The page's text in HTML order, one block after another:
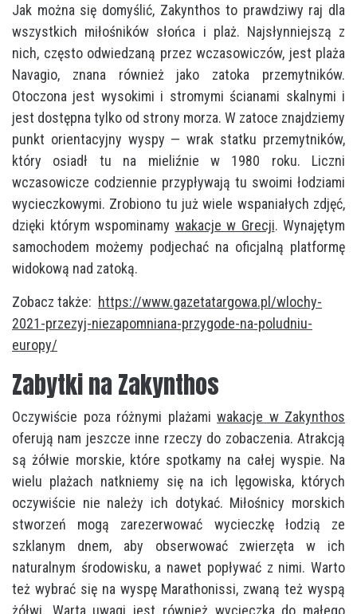
Jak można się domyślić, Zakynthos to prawdziwy raj dla
wszystkich miłośników słońca i plaż. Najsłynniejszą z
nich, często odwiedzaną przez wczasowiczów, jest plaża
Navagio, znana również jako zatoka przemytników.
Otoczona jest wysokimi i stromymi ścianami skalnymi i
jest dostępna tylko od strony morza. W zatoce znajdziemy
punkt orientacyjny wyspy — wrak statku przemytników,
który osiadł tu na mieliźnie w 1980 roku. Liczni
wczasowicze codziennie przypływają tu swoimi łodziami
wycieczkowymi. Zrobiono tu już wiele wspaniałych zdjęć,
dzięki którym wspominamy wakacje w Grecji. Wynajętym
samochodem możemy podjechać na oficjalną platformę
widokową nad zatoką.
Zobacz także: https://www.gazetatargowa.pl/wlochy-
2021-przezyj-niezapomniana-przygode-na-poludniu-
europy/
Zabytki na Zakynthos
Oczywiście poza różnymi plażami wakacje w Zakynthos
oferują nam jeszcze inne rzeczy do zobaczenia. Atrakcją
są żółwie morskie, które spotkamy na całej wyspie. Na
wielu plażach natkniemy się na ich lęgowiska, których
oczywiście nie należy ich dotykać. Miłośnicy morskich
stworzeń mogą zarezerwować wycieczkę łodzią ze
szklanym dnem, aby obserwować zwierzęta w ich
naturalnym środowisku, a nawet popływać z nimi. Warto
też wybrać się na wyspę Marathonissi, zwaną też wyspą
żółwi. Warta uwagi jest również wycieczka do małego